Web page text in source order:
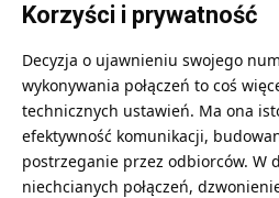
Korzyści i prywatność
Decyzja o ujawnieniu swojego
wykonywania połączeń to coś
technicznych ustawień. Ma ona
efektywność komunikacji,
postrzeganie przez odbiorców. W
niechcianych połączeń,